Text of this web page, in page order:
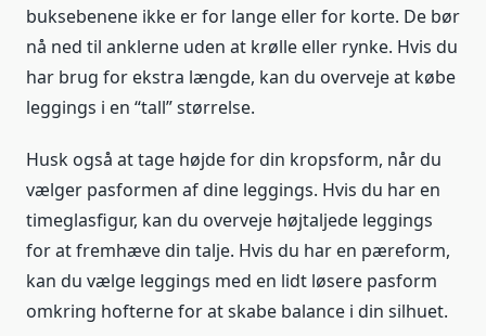
buksebenene ikke er for lange eller for korte. De bør
nå ned til anklerne uden at krølle eller rynke. Hvis du
har brug for ekstra længde, kan du overveje at købe
leggings i en “tall” størrelse.
Husk også at tage højde for din kropsform, når du
vælger pasformen af dine leggings. Hvis du har en
timeglasfigur, kan du overveje højtaljede leggings
for at fremhæve din talje. Hvis du har en pæreform,
kan du vælge leggings med en lidt løsere pasform
omkring hofterne for at skabe balance i din silhuet.